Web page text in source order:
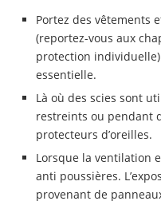
Portez des vêtements
(reportez-vous aux
protection
essentielle.
Là où des scies sont
restreints ou pendant
protecteurs d’oreilles.
Lorsque la ventilation
anti poussières.
provenant de